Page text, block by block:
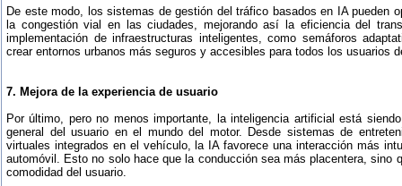
De este modo, los sistemas de gestión del tráfico basados en IA pueden
la congestión vial en las ciudades, mejorando así la eficiencia del
implementación de infraestructuras inteligentes, como semáforos
crear entornos urbanos más seguros y accesibles para todos los usuarios
7. Mejora de la experiencia de usuario
Por último, pero no menos importante, la inteligencia artificial está
general del usuario en el mundo del motor. Desde sistemas de
virtuales integrados en el vehículo, la IA favorece una interacción más
automóvil. Esto no solo hace que la conducción sea más placentera, sino
comodidad del usuario.